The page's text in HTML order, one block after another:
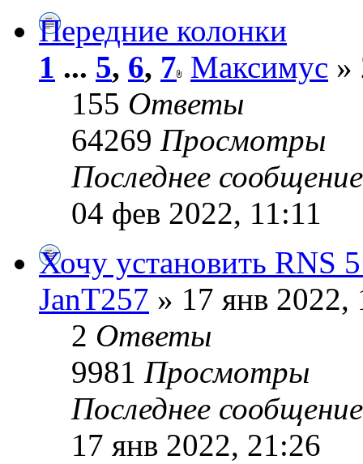
Передние колонки
1 ... 5, 6, 7 Максимус »
155 Ответы
64269 Просмотры
Последнее
04 фев 2022, 11:11
Хочу установить RNS
JanT257 » 17 янв 2022,
2 Ответы
9981 Просмотры
Последнее
17 янв 2022, 21:26